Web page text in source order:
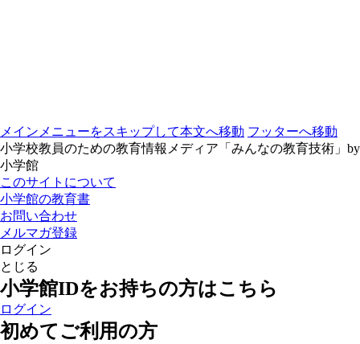
メインメニューをスキップして本文へ移動 フッターへ移動
小学校教員のための教育情報メディア「みんなの教育技術」by
小学館
このサイトについて
小学館の教育書
お問い合わせ
メルマガ登録
ログイン
とじる
小学館IDをお持ちの方はこちら
ログイン
初めてご利用の方